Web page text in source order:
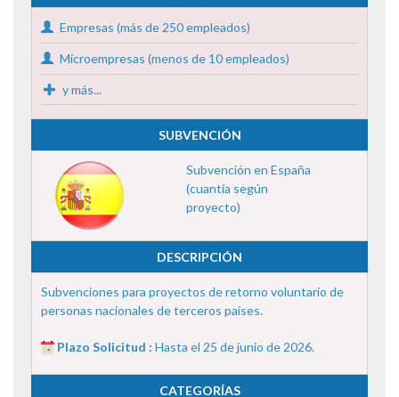
Empresas (más de 250 empleados)
Microempresas (menos de 10 empleados)
y más...
SUBVENCIÓN
Subvención en España
(cuantía según
proyecto)
DESCRIPCIÓN
Subvenciones para proyectos de retorno voluntario de
personas nacionales de terceros países.
Plazo Solicitud : Hasta el 25 de junio de 2026.
CATEGORÍAS